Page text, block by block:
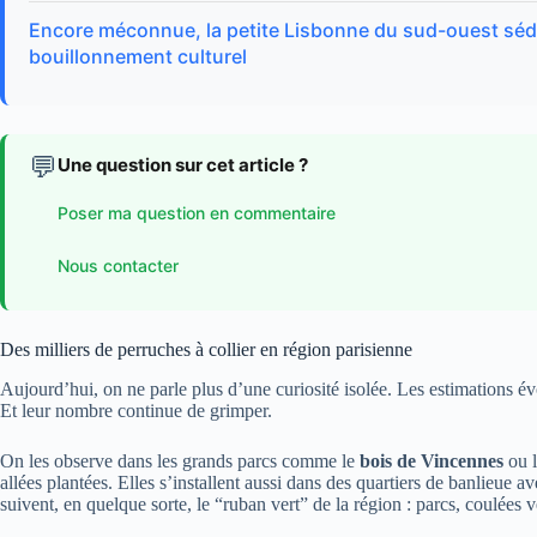
Encore méconnue, la petite Lisbonne du sud-ouest
bouillonnement culturel
💬 Une question sur cet article ?
Poser ma question en commentaire
Nous contacter
Des milliers de perruches à collier en région parisienne
Aujourd’hui, on ne parle plus d’une curiosité isolée. Les estimations
Et leur nombre continue de grimper.
On les observe dans les grands parcs comme le bois de Vincennes ou
allées plantées. Elles s’installent aussi dans des quartiers de banlieue
suivent, en quelque sorte, le “ruban vert” de la région : parcs, coulées